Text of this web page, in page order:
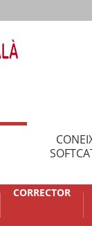
CORRECTOR